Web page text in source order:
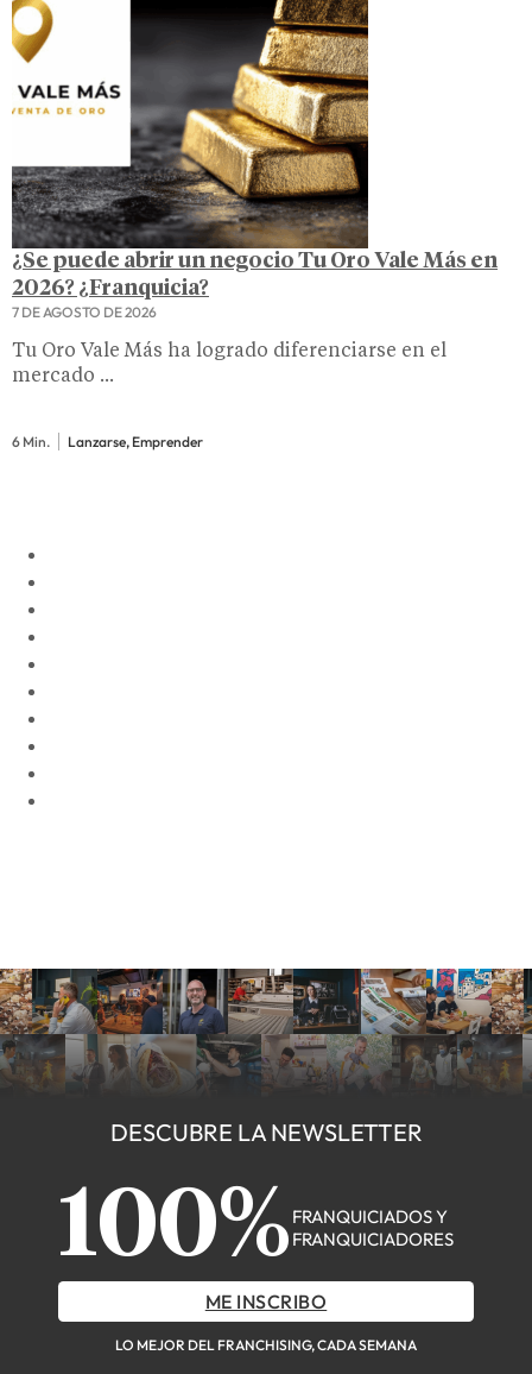
¿Se puede abrir un negocio Tu Oro Vale Más en
2026? ¿Franquicia?
7 DE AGOSTO DE 2026
Tu Oro Vale Más ha logrado diferenciarse en el
mercado ...
6 Min. Lanzarse, Emprender
DESCUBRE LA NEWSLETTER
100% FRANQUICIADOS Y
FRANQUICIADORES
ME INSCRIBO
LO MEJOR DEL FRANCHISING, CADA SEMANA